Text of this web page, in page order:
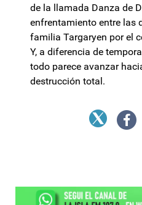
de la llamada Danza de
enfrentamiento entre las
familia Targaryen por el
Y, a diferencia de
todo parece avanzar
destrucción total.